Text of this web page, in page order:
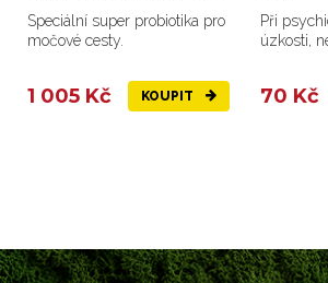
Speciální super probiotika pro
močové cesty.
1 005 Kč KOUPIT
Při
úzkosti,
70 Kč